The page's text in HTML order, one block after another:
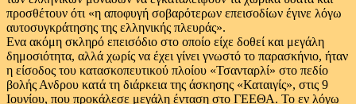
προσθέτουν ότι «η αποφυγή σοβαρότερων επεισοδίων έγινε λόγω
αυτοσυγκράτησης της ελληνικής πλευράς».
Ενα ακόμη σκληρό επεισόδιο στο οποίο είχε δοθεί και μεγάλη
δημοσιότητα, αλλά χωρίς να έχει γίνει γνωστό το παρασκήνιο, ήταν
η είσοδος του κατασκοπευτικού πλοίου «Τσανταρλί» στο πεδίο
βολής Ανδρου κατά τη διάρκεια της άσκησης «Καταιγίς», στις 9
Ιουνίου, που προκάλεσε μεγάλη ένταση στο ΓΕΕΘΑ. Το εν λόγω